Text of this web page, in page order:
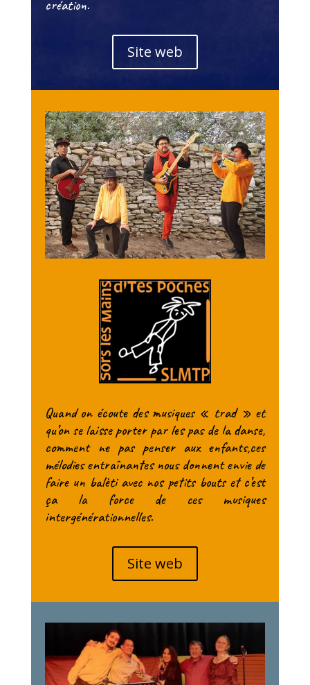
création.
Site web
Quand on écoute des musiques « trad » et
qu’on se laisse porter par les pas de la danse,
comment ne pas penser aux enfants,ces
mélodies entraînantes nous donnent envie de
faire un balèti avec nos petits bouts et c’est
ça la force de ces musiques
intergénérationnelles.
Site web